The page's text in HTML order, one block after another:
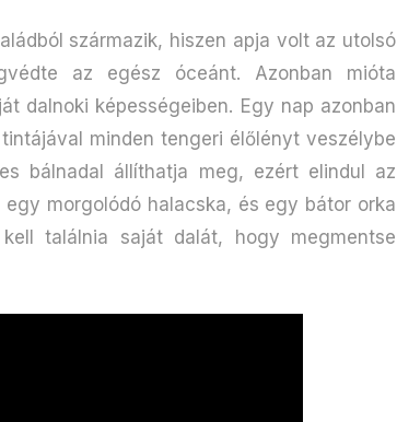
származik, hiszen apja volt az utolsó
az egész óceánt. Azonban mióta
dalnoki képességeiben. Egy nap azonban
minden tengeri élőlényt veszélybe
bálnadal állíthatja meg, ezért elindul az
morgolódó halacska, és egy bátor orka
találnia saját dalát, hogy megmentse